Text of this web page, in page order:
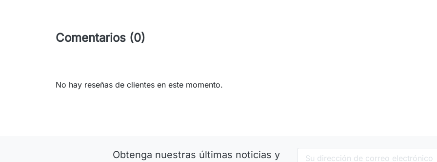
Comentarios (0)
No hay reseñas de clientes en este momento.
Obtenga nuestras últimas noticias y